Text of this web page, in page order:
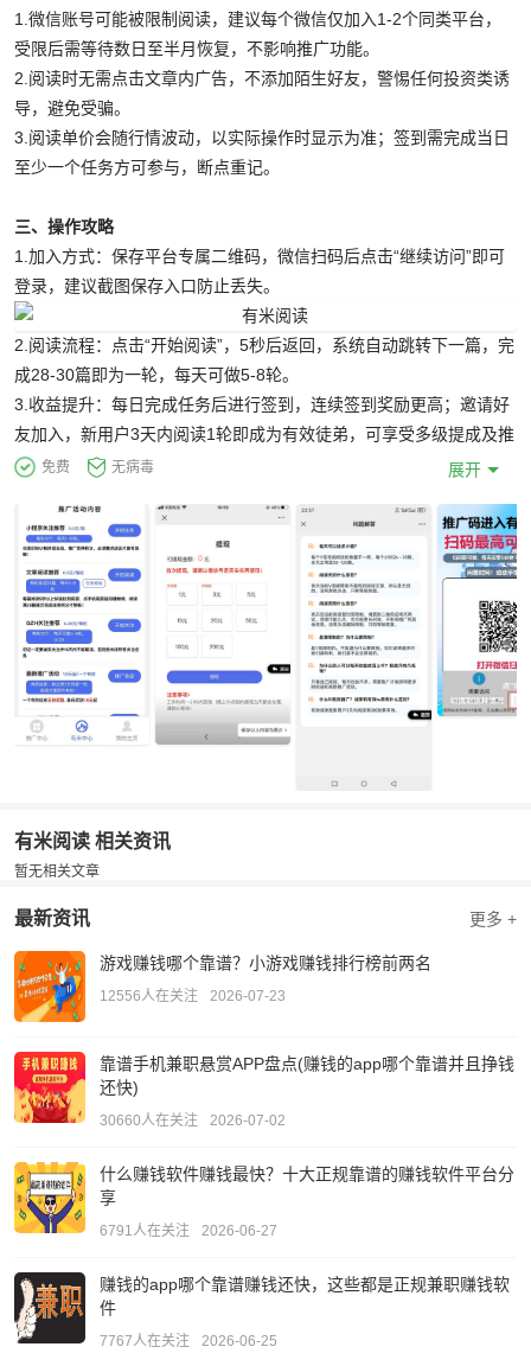
1.微信账号可能被限制阅读，建议每个微信仅加入1-2个同类平台，
受限后需等待数日至半月恢复，不影响推广功能。
2.阅读时无需点击文章内广告，不添加陌生好友，警惕任何投资类诱
导，避免受骗。
3.阅读单价会随行情波动，以实际操作时显示为准；签到需完成当日
至少一个任务方可参与，断点重记。
三、操作攻略
1.加入方式：保存平台专属二维码，微信扫码后点击“继续访问”即可
登录，建议截图保存入口防止丢失。
2.阅读流程：点击“开始阅读”，5秒后返回，系统自动跳转下一篇，完
成28-30篇即为一轮，每天可做5-8轮。
3.收益提升：每日完成任务后进行签到，连续签到奖励更高；邀请好
友加入，新用户3天内阅读1轮即成为有效徒弟，可享受多级提成及推
广榜单奖励。
10点前的提现当天处理。
小编点评：有米操作简单、门槛极低，半自动化阅读和快速提现的特
点很适合碎片化时间赚零花钱，平台单价有波动，0.35-0.5元/轮，会
根据行情有所波动，大家以实际为准。此类平台容易跑路，注意及时
提现。
免费 无病毒 展开
有米阅读 相关资讯
暂无相关文章
最新资讯 更多 +
游戏赚钱哪个靠谱？小游戏赚钱排行榜前两名
12556人在关注 2026-07-23
靠谱手机兼职悬赏APP盘点(赚钱的app哪个靠谱并且挣钱
还快)
30660人在关注 2026-07-02
什么赚钱软件赚钱最快？十大正规靠谱的赚钱软件平台分
享
6791人在关注 2026-06-27
赚钱的app哪个靠谱赚钱还快，这些都是正规兼职赚钱软
件
7767人在关注 2026-06-25